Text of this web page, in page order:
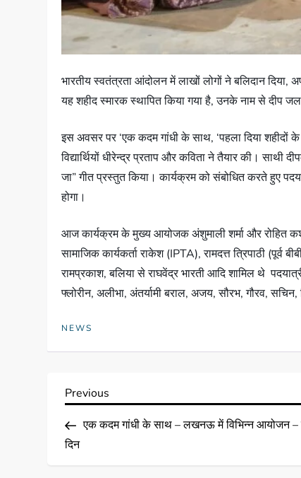
भारतीय स्वतंत्रता आंदोलन में लाखों लोगों ने बलिदान दिया,
यह शहीद स्मारक स्थापित किया गया है, उनके नाम से दीप
इस अवसर पर ‘एक कदम गांधी के साथ, ‘पहला दिया शहीदों के
विद्यार्थियों धीरेन्द्र प्रताप और कविता ने तैयार की।
जा” गीत प्रस्तुत किया। कार्यक्रम को संबोधित करते हुए
होगा।
आज कार्यक्रम के मुख्य आयोजक अंशुमाली शर्मा और रोहित
सामाजिक कार्यकर्ता राकेश (IPTA), रामदत्त त्रिपाठी
रामप्रकाश, बलिया से राघवेंद्र भारती आदि शामिल थे
फ्लोरीन, अलीभा, अंतर्यामी बराल, अजय, सौरभ, गौरव,
NEWS
Previous
एक कदम गांधी के साथ – लखनऊ में विभिन्न आयोजन –
दिन